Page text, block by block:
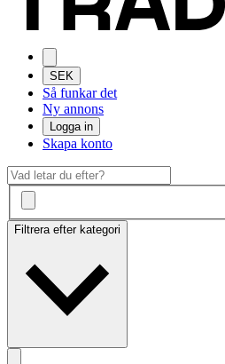
SEK
Så funkar det
Ny annons
Logga in
Skapa konto
Filtrera efter kategori